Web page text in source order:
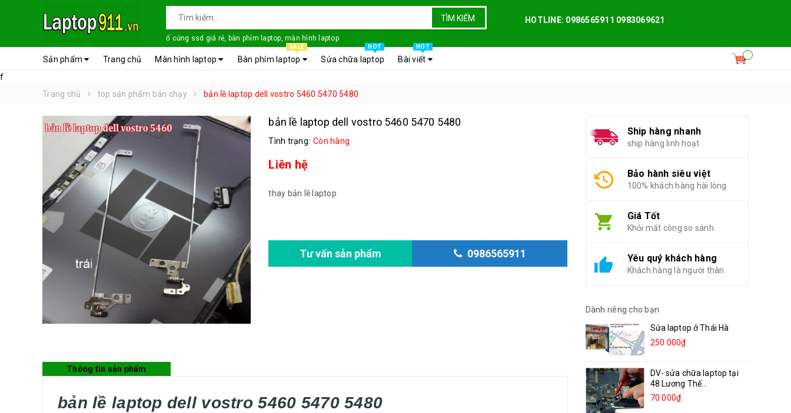
TÌM KIẾM
ổ cứng ssd giá rẻ, bàn phím laptop, màn hình laptop
HOTLINE: 0986565911 0983069621
Sản phẩm Trang chủ Màn hình laptop Bàn phím laptop
SALE
Sửa chữa laptop
HOT
Bài viết
HOT
f
Trang chủ
top sản phẩm bán chạy bản lề laptop dell vostro 5460 5470 5480
bản lề laptop dell vostro 5460 5470 5480
Tình trạng: Còn hàng
Liên hệ
thay bản lề laptop
Tư vấn sản phẩm 0986565911
Thông tin sản phẩm
bản lề laptop dell vostro 5460 5470 5480
Ship hàng nhanh
ship hàng linh hoạt
Bảo hành siêu việt
100% khách hàng hài lòng
Giá Tốt
Khỏi mất công so sánh
Yêu quý khách hàng
Khách hàng là người thân
Dành riêng cho bạn
Sửa laptop ở Thái Hà
250.000₫
DV- sửa chữa laptop tại
48 Lương Thế...
70.000₫